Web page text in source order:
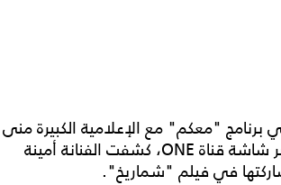
"معكم" مع الإعلامية الكبيرة منى
الشاذلي، المذاع عبر شاشة قناة ONE، كشفت الفنانة أمينة
في فيلم "شماريخ".